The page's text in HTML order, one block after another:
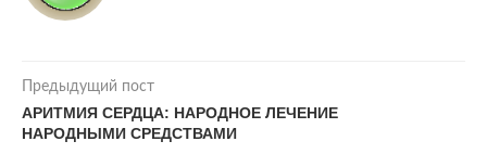
Предыдущий пост
АРИТМИЯ СЕРДЦА: НАРОДНОЕ ЛЕЧЕНИЕ
НАРОДНЫМИ СРЕДСТВАМИ